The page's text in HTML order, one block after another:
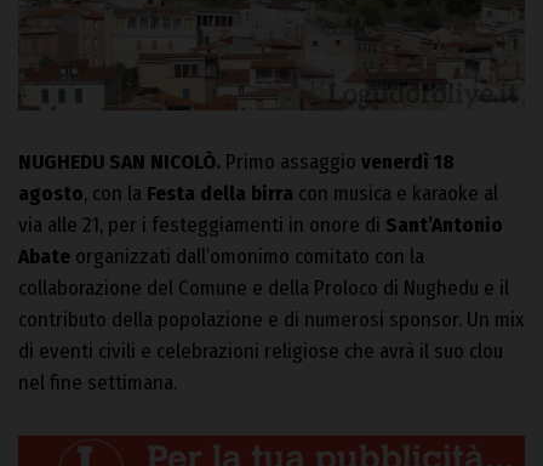
NUGHEDU SAN NICOLÒ. Primo assaggio venerdì 18
agosto, con la Festa della birra con musica e karaoke al
via alle 21, per i festeggiamenti in onore di Sant’Antonio
Abate organizzati dall’omonimo comitato con la
collaborazione del Comune e della Proloco di Nughedu e il
contributo della popolazione e di numerosi sponsor. Un mix
di eventi civili e celebrazioni religiose che avrà il suo clou
nel fine settimana.